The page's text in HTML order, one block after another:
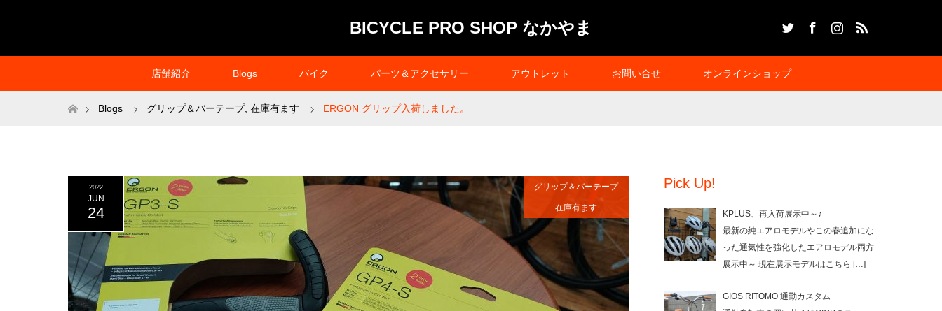
BICYCLE PRO SHOP なかやま
店舗紹介 Blogs バイク パーツ＆アクセサリー アウトレット お問い合せ オンラインショップ
ホームBlogs グリップ＆バーテープ, 在庫有ます ERGON グリップ入荷しました。
2022
JUN
24
グリップ＆バーテープ
在庫有ます
Pick Up!
KPLUS、再入荷展示中～♪
最新の純エアロモデルやこの春追加にな
った通気性を強化したエアロモデル両方
展示中～ 現在展示モデルはこちら […]
GIOS RITOMO 通勤カスタム